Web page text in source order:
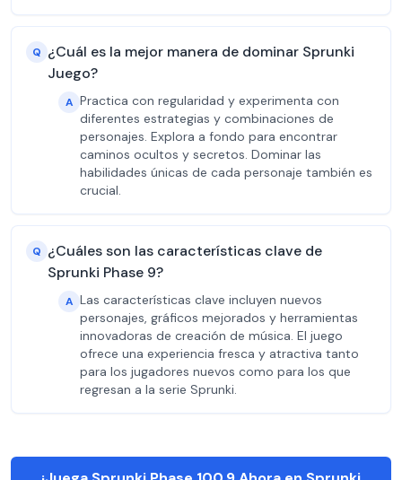
Q ¿Cuál es la mejor manera de dominar Sprunki
Juego?
A Practica con regularidad y experimenta con
diferentes estrategias y combinaciones de
personajes. Explora a fondo para encontrar
caminos ocultos y secretos. Dominar las
habilidades únicas de cada personaje también es
crucial.
Q ¿Cuáles son las características clave de
Sprunki Phase 9?
A Las características clave incluyen nuevos
personajes, gráficos mejorados y herramientas
innovadoras de creación de música. El juego
ofrece una experiencia fresca y atractiva tanto
para los jugadores nuevos como para los que
regresan a la serie Sprunki.